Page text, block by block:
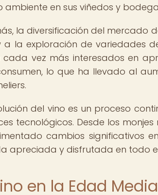
ambiente en sus viñedos y
la diversificación del mercado
a la exploración de variedades
cada vez más interesados en
lo que ha llevado al
del vino es un proceso
tecnológicos. Desde los
cambios significativos
apreciada y disfrutada en todo
en la Edad Media